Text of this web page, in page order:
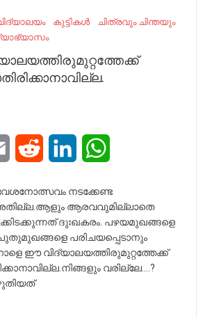
കുട്ടികൾ
ചിത്രവും ചിന്തയും
Email Reddit LinkedIn
നടക്കേണ്ട
ആരവവുമില്ലാതെ
ദുഃഖകരം. പഴയമുഖങ്ങളെ
പരിചയപ്പെടാനും
ഈ വിദ്യാലയത്തിരുമുറ്റത്തേക്ക്
വരില്ലേ….?